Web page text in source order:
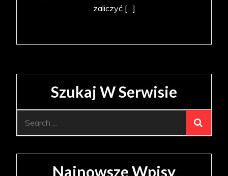
zaliczyć […]
Szukaj W Serwisie
Najnowsze Wpisy